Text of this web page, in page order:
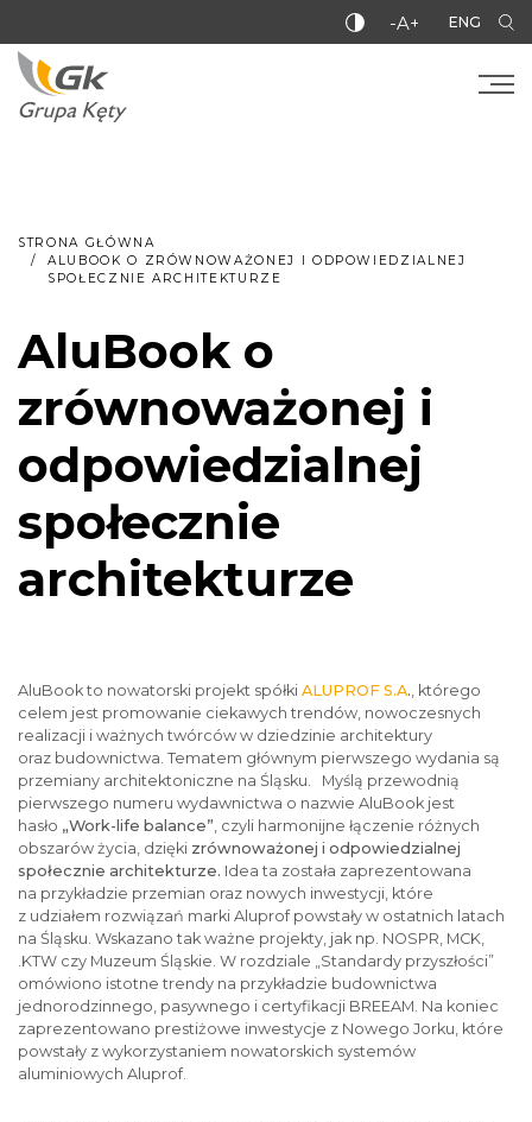
-A+ ENG
STRONA GŁÓWNA
ALUBOOK O ZRÓWNOWAŻONEJ I ODPOWIEDZIALNEJ
SPOŁECZNIE ARCHITEKTURZE
AluBook o
zrównoważonej i
odpowiedzialnej
społecznie
architekturze
AluBook to nowatorski projekt spółki ALUPROF S.A., którego
celem jest promowanie ciekawych trendów, nowoczesnych
realizacji i ważnych twórców w dziedzinie architektury
oraz budownictwa. Tematem głównym pierwszego wydania są
przemiany architektoniczne na Śląsku. Myślą przewodnią
pierwszego numeru wydawnictwa o nazwie AluBook jest
hasło „Work-life balance”, czyli harmonijne łączenie różnych
obszarów życia, dzięki zrównoważonej i odpowiedzialnej
społecznie architekturze. Idea ta została zaprezentowana
na przykładzie przemian oraz nowych inwestycji, które
z udziałem rozwiązań marki Aluprof powstały w ostatnich latach
na Śląsku. Wskazano tak ważne projekty, jak np. NOSPR, MCK,
.KTW czy Muzeum Śląskie. W rozdziale „Standardy przyszłości”
omówiono istotne trendy na przykładzie budownictwa
jednorodzinnego, pasywnego i certyfikacji BREEAM. Na koniec
zaprezentowano prestiżowe inwestycje z Nowego Jorku, które
powstały z wykorzystaniem nowatorskich systemów
aluminiowych Aluprof.